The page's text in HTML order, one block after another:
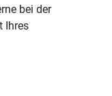
bei der
Ihres